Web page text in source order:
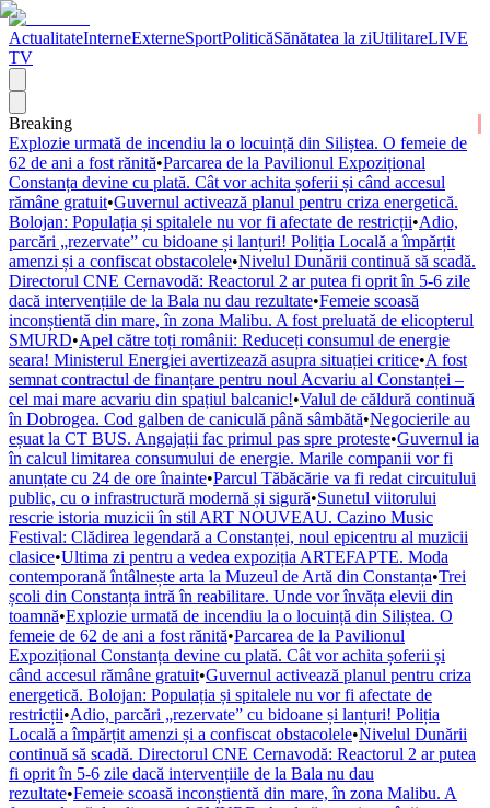
ActualitateInterneExterneSportPoliticăSănătatea la ziUtilitareLIVE
TV
Breaking
Explozie urmată de incendiu la o locuință din Siliștea. O femeie de
62 de ani a fost rănită•Parcarea de la Pavilionul Expozițional
Constanța devine cu plată. Cât vor achita șoferii și când accesul
rămâne gratuit•Guvernul activează planul pentru criza energetică.
Bolojan: Populația și spitalele nu vor fi afectate de restricții•Adio,
parcări „rezervate” cu bidoane și lanțuri! Poliția Locală a împărțit
amenzi și a confiscat obstacolele•Nivelul Dunării continuă să scadă.
Directorul CNE Cernavodă: Reactorul 2 ar putea fi oprit în 5-6 zile
dacă intervențiile de la Bala nu dau rezultate•Femeie scoasă
inconștientă din mare, în zona Malibu. A fost preluată de elicopterul
SMURD•Apel către toți românii: Reduceți consumul de energie
seara! Ministerul Energiei avertizează asupra situației critice•A fost
semnat contractul de finanțare pentru noul Acvariu al Constanței –
cel mai mare acvariu din spațiul balcanic!•Valul de căldură continuă
în Dobrogea. Cod galben de caniculă până sâmbătă•Negocierile au
eșuat la CT BUS. Angajații fac primul pas spre proteste•Guvernul ia
în calcul limitarea consumului de energie. Marile companii vor fi
anunțate cu 24 de ore înainte•Parcul Tăbăcărie va fi redat circuitului
public, cu o infrastructură modernă și sigură•Sunetul viitorului
rescrie istoria muzicii în stil ART NOUVEAU. Cazino Music
Festival: Clădirea legendară a Constanței, noul epicentru al muzicii
clasice•Ultima zi pentru a vedea expoziția ARTEFAPTE. Moda
contemporană întâlnește arta la Muzeul de Artă din Constanța•Trei
școli din Constanța intră în reabilitare. Unde vor învăța elevii din
toamnă•Explozie urmată de incendiu la o locuință din Siliștea. O
femeie de 62 de ani a fost rănită•Parcarea de la Pavilionul
Expozițional Constanța devine cu plată. Cât vor achita șoferii și
când accesul rămâne gratuit•Guvernul activează planul pentru criza
energetică. Bolojan: Populația și spitalele nu vor fi afectate de
restricții•Adio, parcări „rezervate” cu bidoane și lanțuri! Poliția
Locală a împărțit amenzi și a confiscat obstacolele•Nivelul Dunării
continuă să scadă. Directorul CNE Cernavodă: Reactorul 2 ar putea
fi oprit în 5-6 zile dacă intervențiile de la Bala nu dau
rezultate•Femeie scoasă inconștientă din mare, în zona Malibu. A